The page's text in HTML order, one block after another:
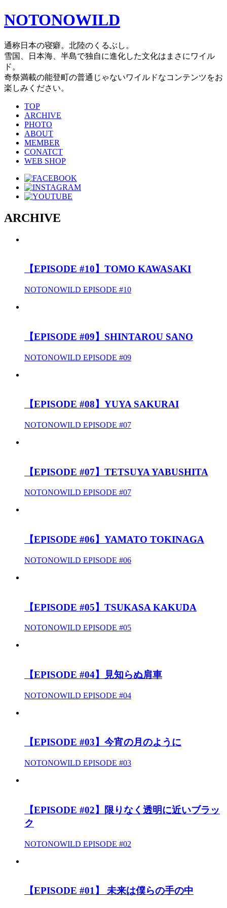
NOTONOWILD
通称日本の寝癖。北陸のくるぶし。
雪国、日本海、半島で独自に進化した文化はまさにワイル
ド。
奇祭満載の能登町の普通じゃないワイルドなコンテンツをお
楽しみください。
TOP
ARCHIVE
PHOTO
ABOUT
MEMBER
CONATCT
WEB SHOP
ARCHIVE
【EPISODE #10】TOMO KAWASAKI
NOTONOWILD EPISODE #10
【EPISODE #09】SHINTAROU SANO
NOTONOWILD EPISODE #09
【EPISODE #08】YUYA SAKURAI
NOTONOWILD EPISODE #07
【EPISODE #07】TETSUYA YABUSHITA
NOTONOWILD EPISODE #07
【EPISODE #06】YAMATO TOKINAGA
NOTONOWILD EPISODE #06
【EPISODE #05】TSUKASA KAKUDA
NOTONOWILD EPISODE #05
【EPISODE #04】見知らぬ肩車
NOTONOWILD EPISODE #04
【EPISODE #03】今宵の月のように
NOTONOWILD EPISODE #03
【EPISODE #02】限りなく透明に近いブラッ
ク
NOTONOWILD EPISODE #02
【EPISODE #01】 未来は僕らの手の中